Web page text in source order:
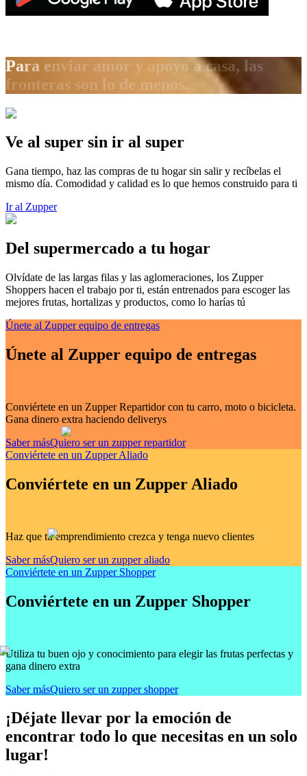
Para enviar amor y apoyo a casa, las
fronteras son lo de menos.
Ve al super sin ir al super
Gana tiempo, haz las compras de tu hogar sin salir y recíbelas el
mismo día. Comodidad y calidad es lo que hemos construido para ti
Ir al Zupper
Del supermercado a tu hogar
Olvídate de las largas filas y las aglomeraciones, los Zupper
Shoppers hacen el trabajo por ti, están entrenados para escoger las
mejores frutas, hortalizas y productos, como lo harías tú
Únete al Zupper equipo de entregas
Únete al Zupper equipo de entregas
Conviértete en un Zupper Repartidor con tu carro, moto o bicicleta.
Gana dinero extra haciendo deliverys
Saber másQuiero ser un zupper repartidor
Conviértete en un Zupper Aliado
Conviértete en un Zupper Aliado
Haz que tu emprendimiento crezca y tenga nuevo clientes
Saber másQuiero ser un zupper aliado
Conviértete en un Zupper Shopper
Conviértete en un Zupper Shopper
Utiliza tu buen ojo y conocimiento para elegir las frutas perfectas y
gana dinero extra
Saber másQuiero ser un zupper shopper
¡Déjate llevar por la emoción de
encontrar todo lo que necesitas en un solo
lugar!